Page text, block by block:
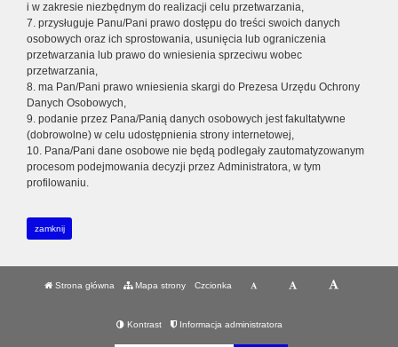
i w zakresie niezbędnym do realizacji celu przetwarzania,
7. przysługuje Panu/Pani prawo dostępu do treści swoich danych
osobowych oraz ich sprostowania, usunięcia lub ograniczenia
przetwarzania lub prawo do wniesienia sprzeciwu wobec
przetwarzania,
8. ma Pan/Pani prawo wniesienia skargi do Prezesa Urzędu Ochrony
Danych Osobowych,
9. podanie przez Pana/Panią danych osobowych jest fakultatywne
(dobrowolne) w celu udostępnienia strony internetowej,
10. Pana/Pani dane osobowe nie będą podlegały zautomatyzowanym
procesom podejmowania decyzji przez Administratora, w tym
profilowaniu.
zamknij
Strona główna Mapa strony Czcionka
Kontrast Informacja administratora